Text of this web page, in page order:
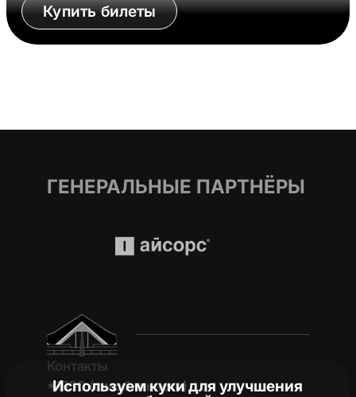
Купить билеты
ГЕНЕРАЛЬНЫЕ ПАРТНЁРЫ
Контакты
*1950 (c мобильного)
Используем куки для улучшения